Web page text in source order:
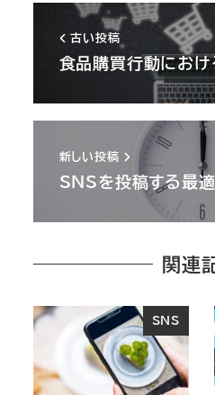
古い投稿
食品購買行動にお
新しい投稿
SNSを投稿する最適
関連
SNS